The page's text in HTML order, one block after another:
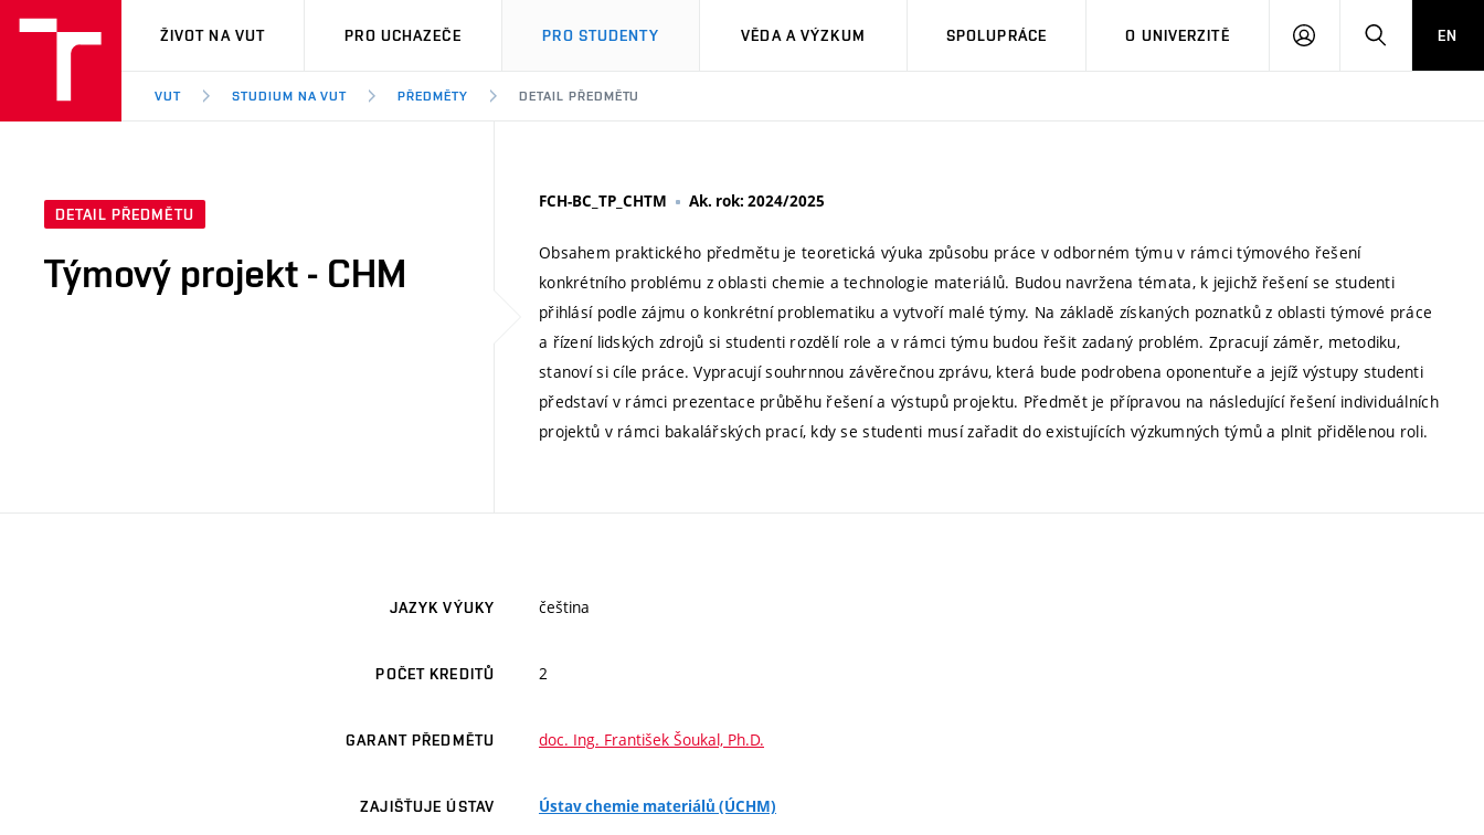
VUT
ŽIVOT NA VUT PRO UCHAZEČE PRO STUDENTY VĚDA A VÝZKUM SPOLUPRÁCE O UNIVERZITĚ
PŘIHLÁSIT HLEDATEN
VUT STUDIUM NA VUT PŘEDMĚTY DETAIL PŘEDMĚTU
DETAIL PŘEDMĚTU
Týmový projekt - CHM
FCH-BC_TP_CHTM Ak. rok: 2024/2025
Obsahem praktického předmětu je teoretická výuka způsobu práce v odborném týmu v rámci týmového řešení
konkrétního problému z oblasti chemie a technologie materiálů. Budou navržena témata, k jejichž řešení se studenti
přihlásí podle zájmu o konkrétní problematiku a vytvoří malé týmy. Na základě získaných poznatků z oblasti týmové práce
a řízení lidských zdrojů si studenti rozdělí role a v rámci týmu budou řešit zadaný problém. Zpracují záměr, metodiku,
stanoví si cíle práce. Vypracují souhrnnou závěrečnou zprávu, která bude podrobena oponentuře a jejíž výstupy studenti
představí v rámci prezentace průběhu řešení a výstupů projektu. Předmět je přípravou na následující řešení individuálních
projektů v rámci bakalářských prací, kdy se studenti musí zařadit do existujících výzkumných týmů a plnit přidělenou roli.
JAZYK VÝUKY čeština
POČET KREDITŮ 2
GARANT PŘEDMĚTU doc. Ing. František Šoukal, Ph.D.
ZAJIŠŤUJE ÚSTAV Ústav chemie materiálů (ÚCHM)